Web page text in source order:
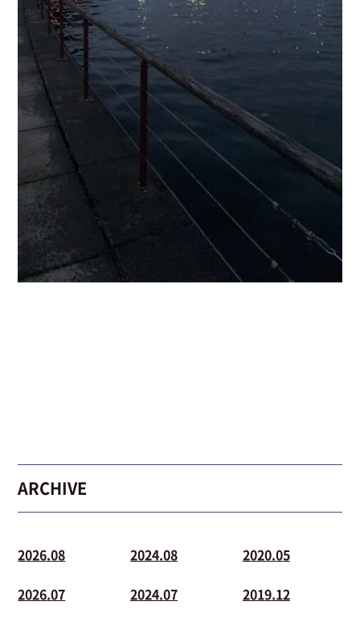
ARCHIVE
2026.08
2026.07
2024.08
2024.07
2020.05
2019.12